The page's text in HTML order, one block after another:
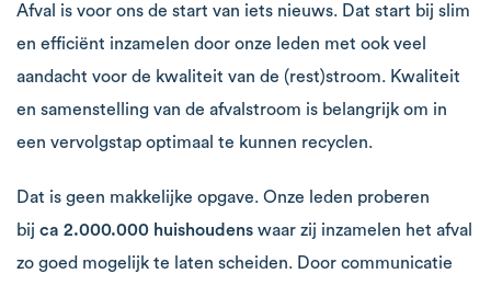
Afval is voor ons de start van iets nieuws. Dat start bij slim
en efficiënt inzamelen door onze leden met ook veel
aandacht voor de kwaliteit van de (rest)stroom. Kwaliteit
en samenstelling van de afvalstroom is belangrijk om in
een vervolgstap optimaal te kunnen recyclen.
Dat is geen makkelijke opgave. Onze leden proberen
bij ca 2.000.000 huishoudens waar zij inzamelen het afval
zo goed mogelijk te laten scheiden. Door communicatie